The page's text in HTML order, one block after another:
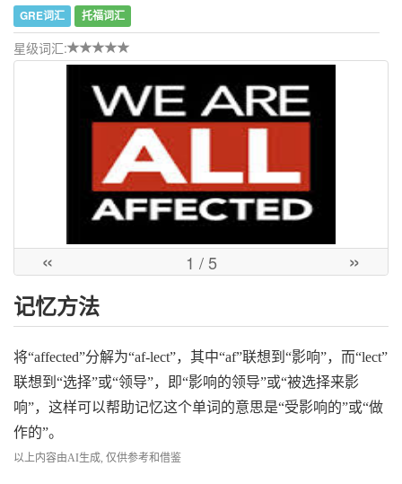
GRE词汇 托福词汇
星级词汇:
« 1 / 5 »
记忆方法
将“affected”分解为“af-lect”，其中“af”联想到“影响”，而“lect”
联想到“选择”或“领导”，即“影响的领导”或“被选择来影
响”，这样可以帮助记忆这个单词的意思是“受影响的”或“做
作的”。
以上内容由AI生成, 仅供参考和借鉴